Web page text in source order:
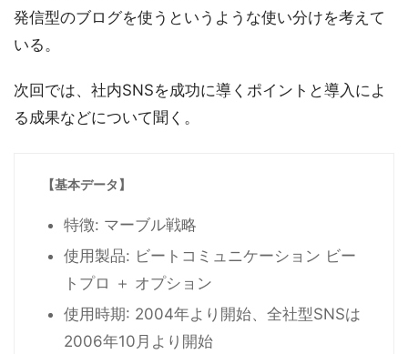
発信型のブログを使うというような使い分けを考えて
いる。
次回では、社内SNSを成功に導くポイントと導入によ
る成果などについて聞く。
【基本データ】
特徴: マーブル戦略
使用製品: ビートコミュニケーション ビー
トプロ ＋ オプション
使用時期: 2004年より開始、全社型SNSは
2006年10月より開始